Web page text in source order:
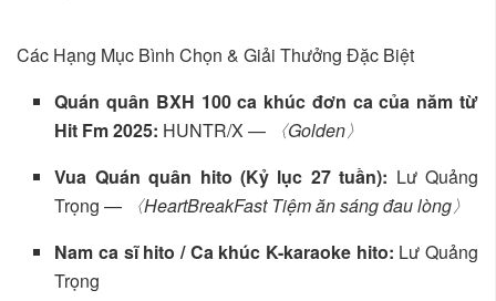
Các Hạng Mục Bình Chọn & Giải Thưởng Đặc Biệt
Quán quân BXH 100 ca khúc đơn ca của năm từ
Hit Fm 2025: HUNTR/X —
〈Golden〉
Vua Quán quân hito (Kỷ lục 27 tuần): Lư Quảng
Trọng —
〈HeartBreakFast Tiệm ăn sáng đau lòng〉
Nam ca sĩ hito / Ca khúc K-karaoke hito: Lư Quảng
Trọng